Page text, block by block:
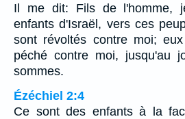
Il me dit: Fils de l'homme,
enfants d'Israël, vers ces
sont révoltés contre moi;
péché contre moi, jusqu'au
sommes.
Ézéchiel 2:4
Ce sont des enfants à la